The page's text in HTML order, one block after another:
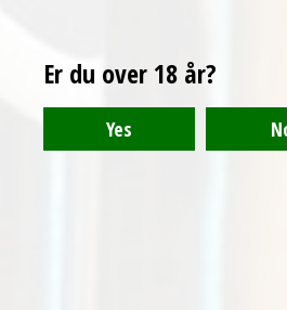
Er du over 18 år?